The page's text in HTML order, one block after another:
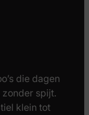
die dagen
spijt.
klein tot